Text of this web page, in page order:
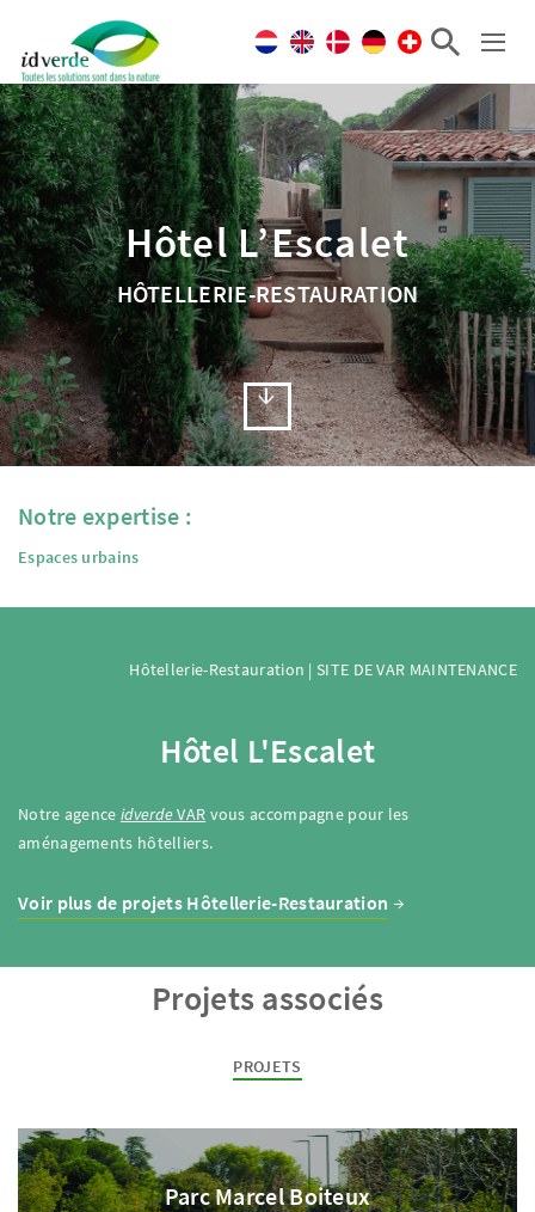
Hôtel L’Escalet
HÔTELLERIE-RESTAURATION
Notre expertise :
Espaces urbains
Hôtellerie-Restauration | SITE DE VAR MAINTENANCE
Hôtel L'Escalet
Notre agence idverdeVAR vous accompagne pour les
aménagements hôtelliers.
Voir plus de projets Hôtellerie-Restauration
Projets associés
PROJETS
Parc Marcel Boiteux